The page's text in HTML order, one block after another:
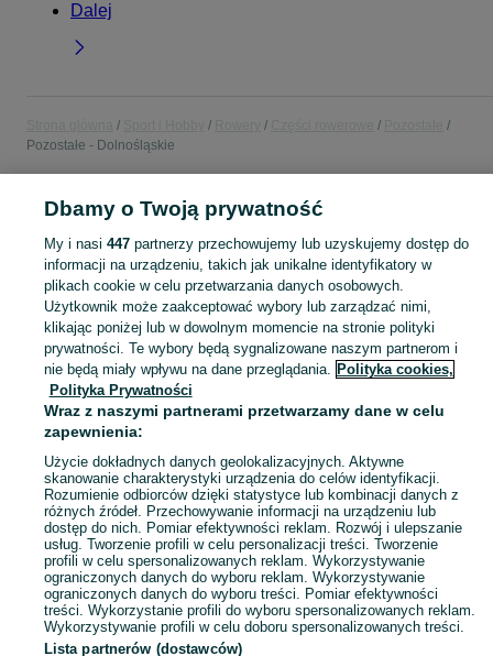
Dalej
Pozostałe - Dolnośląskie
POLSKA » DOLNOŚLĄSKIE
KATEGORIA
Zobacz
Mapa kategorii
Mapa miejscowości
Mapa ministron
Popularne wyszukiwania
Dbamy o Twoją prywatność
My i nasi 447partnerzy przechowujemy lub uzyskujemy dostęp do
informacji na urządzeniu, takich jak unikalne identyfikatory w
plikach cookie w celu przetwarzania danych osobowych.
Użytkownik może zaakceptować wybory lub zarządzać nimi,
klikając poniżej lub w dowolnym momencie na stronie polityki
prywatności. Te wybory będą sygnalizowane naszym partnerom i
nie będą miały wpływu na dane przeglądania. Polityka cookies,
Polityka Prywatności
Wraz z naszymi partnerami przetwarzamy dane w celu
zapewnienia:
Użycie dokładnych danych geolokalizacyjnych. Aktywne
skanowanie charakterystyki urządzenia do celów identyfikacji.
Rozumienie odbiorców dzięki statystyce lub kombinacji danych z
różnych źródeł. Przechowywanie informacji na urządzeniu lub
dostęp do nich. Pomiar efektywności reklam. Rozwój i ulepszanie
usług. Tworzenie profili w celu personalizacji treści. Tworzenie
profili w celu spersonalizowanych reklam. Wykorzystywanie
ograniczonych danych do wyboru reklam. Wykorzystywanie
ograniczonych danych do wyboru treści. Pomiar efektywności
treści. Wykorzystanie profili do wyboru spersonalizowanych reklam.
Wykorzystywanie profili w celu doboru spersonalizowanych treści.
Lista partnerów (dostawców)